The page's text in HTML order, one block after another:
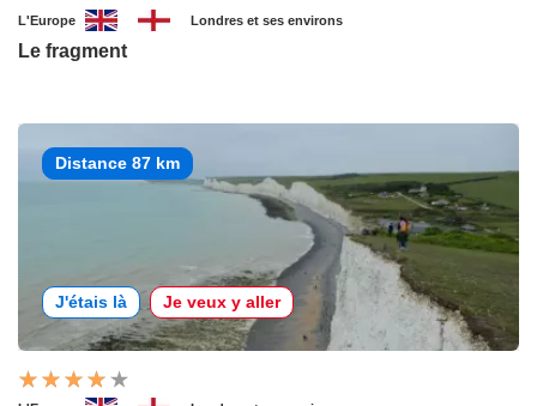
L'Europe Londres et ses environs
Le fragment
Distance 87 km
J'étais là Je veux y aller